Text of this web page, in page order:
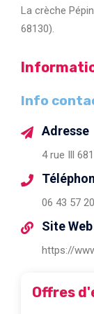
La crèche
68130).
Info
Adresse
4 rue Ill
06 43 57
Site Web
https://
Offres